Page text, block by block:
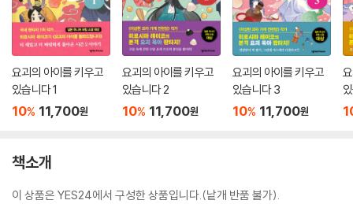
요괴의 아이를 키우고
있습니다 1
10% 11,700원
요괴의 아이를 키우고
있습니다 2
10% 11,700원
요괴의 아이를 키우고
있습니다 3
10% 11,700원
책소개
이 상품은 YES24에서 구성한 상품입니다.(낱개 반품 불가).